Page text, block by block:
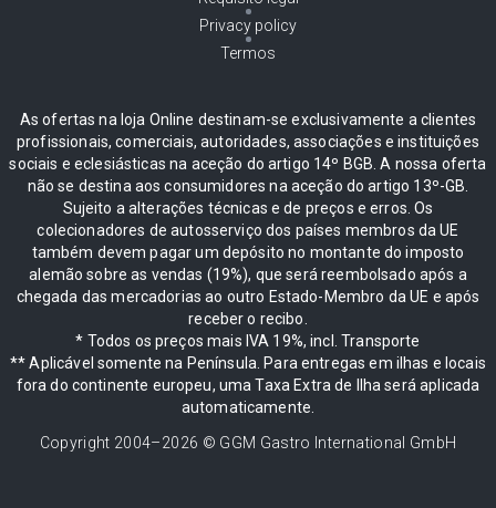
Privacy policy
Termos
As ofertas na loja Online destinam-se exclusivamente a clientes
profissionais, comerciais, autoridades, associações e instituições
sociais e eclesiásticas na aceção do artigo 14º BGB. A nossa oferta
não se destina aos consumidores na aceção do artigo 13º-GB.
Sujeito a alterações técnicas e de preços e erros. Os
colecionadores de autosserviço dos países membros da UE
também devem pagar um depósito no montante do imposto
alemão sobre as vendas (19%), que será reembolsado após a
chegada das mercadorias ao outro Estado-Membro da UE e após
receber o recibo.
* Todos os preços mais IVA 19%, incl. Transporte
** Aplicável somente na Península. Para entregas em ilhas e locais
fora do continente europeu, uma Taxa Extra de Ilha será aplicada
automaticamente.
Copyright 2004–2026 © GGM Gastro International GmbH